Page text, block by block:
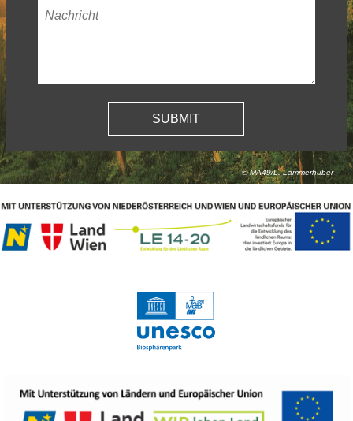
Mail-
Nachricht*
© MA49/L. Lammerhuber